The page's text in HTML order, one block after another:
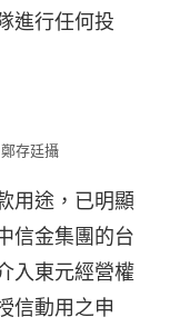
進行任何投
存廷攝
用途，已明顯
信金集團的台
入東元經營權
信動用之申